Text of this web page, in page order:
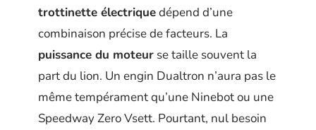
trottinette électriquedépend d’une
combinaison précise de facteurs. La
puissance du moteur se taille souvent la
part du lion. Un engin Dualtron n’aura pas le
même tempérament qu’une Ninebot ou une
Speedway Zero Vsett. Pourtant, nul besoin